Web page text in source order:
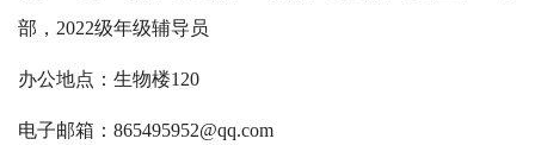
部，2022级年级辅导员
办公地点：生物楼120
电子邮箱： 865495952@qq.com